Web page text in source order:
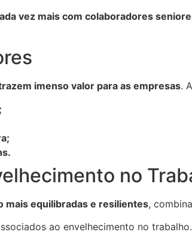
vez mais com colaboradores
imenso valor para as empresas.
no
mais equilibradas e resilientes,
ao envelhecimento no trabalho.